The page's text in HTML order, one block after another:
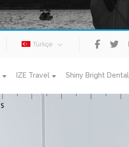
Türkçe
IZE Travel Shiny Bright Dental